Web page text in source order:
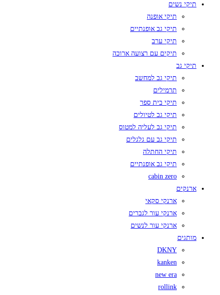
תיקי נשים
תיקי אופנה
תיקי גב אופנתיים
תיקי ערב
תיקים עם רצועה ארוכה
תיקי גב
תיקי גב למחשב
תרמילים
תיקי בית ספר
תיקי גב לטיולים
תיקי גב לעליה למטוס
תיקי גב עם גלגלים
תיקי החתלה
תיקי גב אופנתיים
cabin zero
ארנקים
ארנקי סקאי
ארנקי עור לגברים
ארנקי עור לנשים
מותגים
DKNY
kanken
new era
rollink